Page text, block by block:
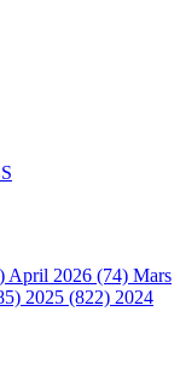
April 2026 (74) Mars
2025 (822) 2024